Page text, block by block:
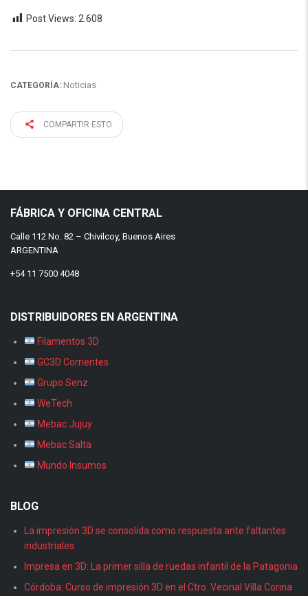
Post Views: 2.608
CATEGORÍA: Noticias
COMPARTIR ESTO
FÁBRICA Y OFICINA CENTRAL
Calle 112 No. 82 – Chivilcoy, Buenos Aires
ARGENTINA
+54 11 7500 4048
DISTRIBUIDORES EN ARGENTINA
Filamentos 3D
GC3D Corrientes
Grupo Senz
WeTech
Mebac Jujuy
Mebac Salta
Mundo Insumos
BLOG
La impresión 3D se consolida como respuesta ante faltantes
industriales
Impresa en 3D: La primer silla de ruedas infantil de la Patagonia
Córdoba: Curso de impresión 3D en el Ctro. Vecinal Villa Corina